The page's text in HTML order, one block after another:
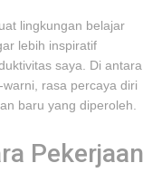
lingkungan belajar
lebih inspiratif
saya. Di antara
rasa percaya diri
baru yang diperoleh.
Pekerjaan